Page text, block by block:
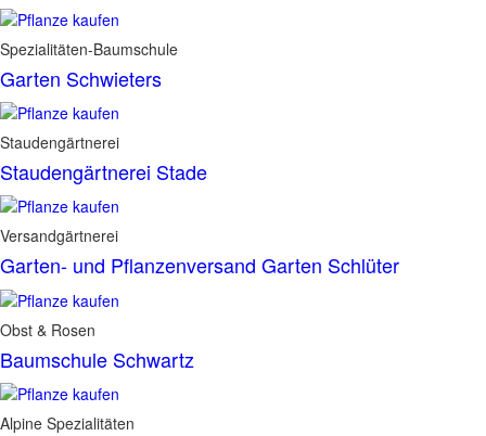
Spezialitäten-Baumschule
Garten Schwieters
Staudengärtnerei
Staudengärtnerei Stade
Versandgärtnerei
Garten- und Pflanzenversand Garten Schlüter
Obst & Rosen
Baumschule Schwartz
Alpine Spezialitäten